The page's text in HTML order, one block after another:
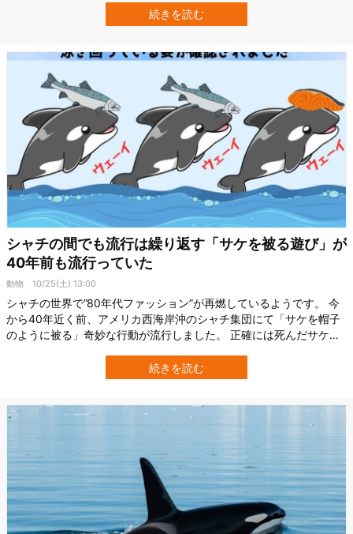
う特殊な環境で、「何者が」もしくは「どんな現象が」この無数の
くぼみを生み出したのでしょうか。 イギリスのキール大学（Keele
続きを読む
シャチの間でも流行は繰り返す「サケを被る遊び」が
40年前も流行っていた
動物 10/25(土) 13:00
シャチの世界で”80年代ファッション”が再燃しているようです。 今
から40年近く前、アメリカ西海岸沖のシャチ集団にて「サケを帽子
のように被る」奇妙な行動が流行しました。 正確には死んだサケを
と消えてしまいます。 ところが野生シャチの保護団体「Wild Orca」
らの調査により、2024年10月に再び「サケ帽子」を被ったシャチが
続きを読む